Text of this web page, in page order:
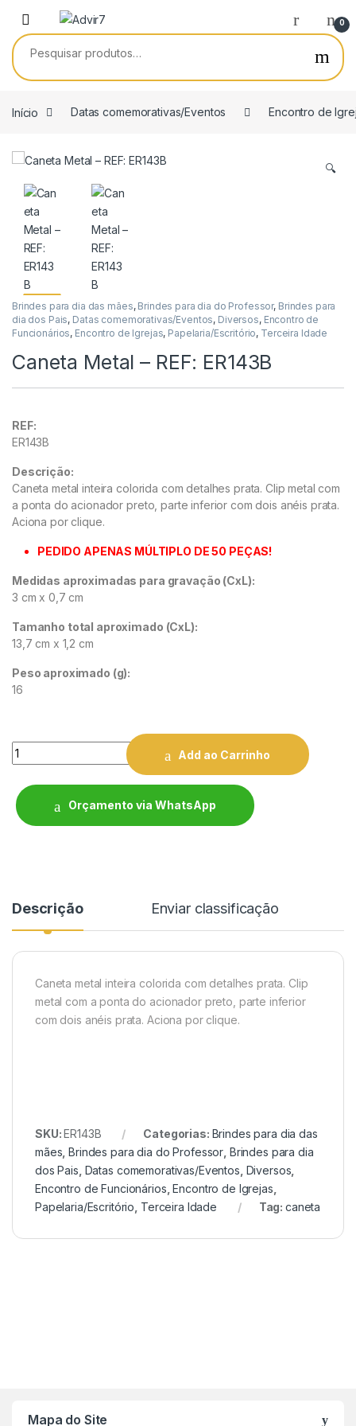
Skip to navigation
Skip to content
0
Pesquisar por:
Início Datas comemorativas/Eventos Encontro de
🔍
Brindes para dia das mães, Brindes para dia do Professor, Brindes para
dia dos Pais, Datas comemorativas/Eventos, Diversos, Encontro de
Funcionários, Encontro de Igrejas, Papelaria/Escritório, Terceira Idade
Caneta Metal – REF: ER143B
REF:
ER143B
Descrição:
Caneta metal inteira colorida com detalhes prata. Clip metal com
a ponta do acionador preto, parte inferior com dois anéis prata.
Aciona por clique.
PEDIDO APENAS MÚLTIPLO DE 50 PEÇAS!
Medidas aproximadas para gravação (CxL):
3 cm x 0,7 cm
Tamanho total aproximado (CxL):
13,7 cm x 1,2 cm
Peso aproximado (g):
16
Quantity
Add ao Carrinho
Orçamento via WhatsApp
Descrição Enviar classificação
Caneta metal inteira colorida com detalhes prata. Clip
metal com a ponta do acionador preto, parte inferior
com dois anéis prata. Aciona por clique.
SKU:ER143B Categorias: Brindes para dia das
mães ,Brindes para dia do Professor Brindes para dia
dos Pais Datas comemorativas/Eventos Diversos
Encontro de Funcionários ,Encontro de Igrejas
Papelaria/Escritório Terceira Idade Tag:caneta
Mapa do Site